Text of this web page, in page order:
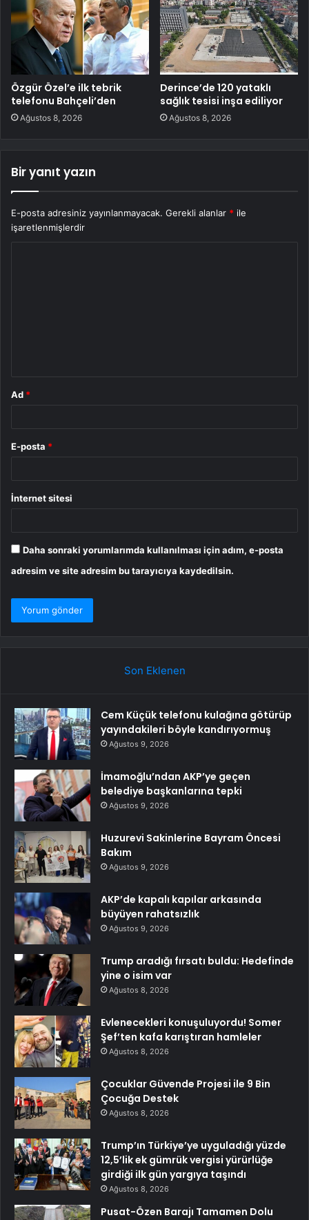
Özgür Özel’e ilk tebrik
telefonu Bahçeli’den
Ağustos 8, 2026
Derince’de 120 yataklı
sağlık tesisi inşa ediliyor
Ağustos 8, 2026
Bir yanıt yazın
E-posta adresiniz yayınlanmayacak. Gerekli alanlar * ile
işaretlenmişlerdir
Ad *
E-posta *
İnternet sitesi
Daha sonraki yorumlarımda kullanılması için adım, e-posta
adresim ve site adresim bu tarayıcıya kaydedilsin.
Son Eklenen
Cem Küçük telefonu kulağına götürüp
yayındakileri böyle kandırıyormuş
Ağustos 9, 2026
İmamoğlu’ndan AKP’ye geçen
belediye başkanlarına tepki
Ağustos 9, 2026
Huzurevi Sakinlerine Bayram Öncesi
Bakım
Ağustos 9, 2026
AKP’de kapalı kapılar arkasında
büyüyen rahatsızlık
Ağustos 9, 2026
Trump aradığı fırsatı buldu: Hedefinde
yine o isim var
Ağustos 8, 2026
Evlenecekleri konuşuluyordu! Somer
Şef’ten kafa karıştıran hamleler
Ağustos 8, 2026
Çocuklar Güvende Projesi ile 9 Bin
Çocuğa Destek
Ağustos 8, 2026
Trump’ın Türkiye’ye uyguladığı yüzde
12,5’lik ek gümrük vergisi yürürlüğe
girdiği ilk gün yargıya taşındı
Ağustos 8, 2026
Pusat-Özen Barajı Tamamen Dolu